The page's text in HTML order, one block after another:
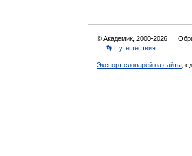
© Академик, 2000-2026
👣 Путешествия
Экспорт словарей на сайты ,